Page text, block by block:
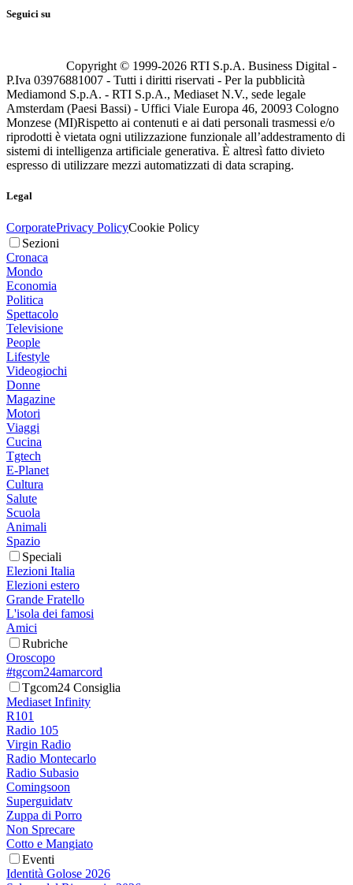
Seguici su
Copyright © 1999-2026 RTI S.p.A. Business Digital -
P.Iva 03976881007 - Tutti i diritti riservati - Per la pubblicità
Mediamond S.p.A. - RTI S.p.A., Mediaset N.V., sede legale
Amsterdam (Paesi Bassi) - Uffici Viale Europa 46, 20093 Cologno
Monzese (MI)Rispetto ai contenuti e ai dati personali trasmessi e/o
riprodotti è vietata ogni utilizzazione funzionale all’addestramento di
sistemi di intelligenza artificiale generativa. È altresì fatto divieto
espresso di utilizzare mezzi automatizzati di data scraping.
Legal
CorporatePrivacy PolicyCookie Policy
Sezioni
Cronaca
Mondo
Economia
Politica
Spettacolo
Televisione
People
Lifestyle
Videogiochi
Donne
Magazine
Motori
Viaggi
Cucina
Tgtech
E-Planet
Cultura
Salute
Scuola
Animali
Spazio
Speciali
Elezioni Italia
Elezioni estero
Grande Fratello
L'isola dei famosi
Amici
Rubriche
Oroscopo
#tgcom24amarcord
Tgcom24 Consiglia
Mediaset Infinity
R101
Radio 105
Virgin Radio
Radio Montecarlo
Radio Subasio
Comingsoon
Superguidatv
Zuppa di Porro
Non Sprecare
Cotto e Mangiato
Eventi
Identità Golose 2026